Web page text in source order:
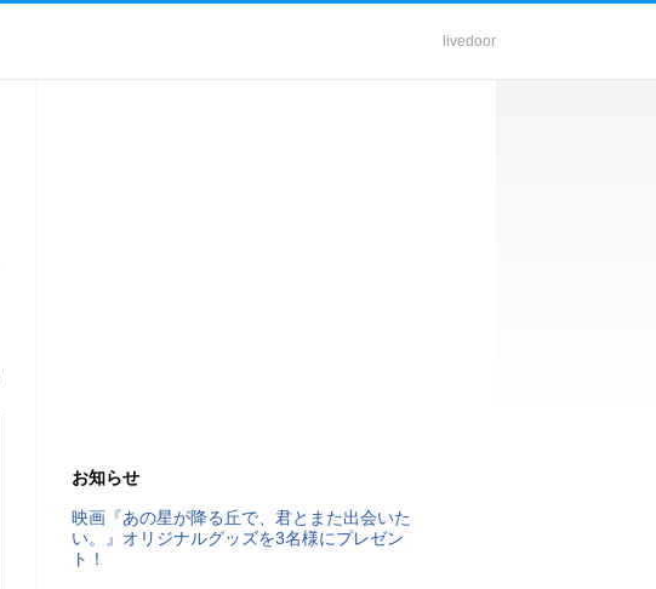
livedoor
お知らせ
映画『あの星が降る丘で、君とまた出会いた
い。』オリジナルグッズを3名様にプレゼン
ト！